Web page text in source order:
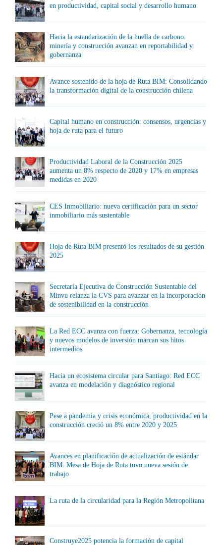
en productividad, capital social y desarrollo humano
Hacia la estandarización de la huella de carbono:
minería y construcción avanzan en reportabilidad y
gobernanza
Avance sostenido de la hoja de Ruta BIM: Consolidando
la transformación digital de la construcción chilena
Capital humano en construcción: consensos, urgencias y
hoja de ruta para el futuro
Productividad Laboral de la Construcción 2025
aumenta un 8% respecto de 2020 y 17% en empresas
medidas en 2020
CES Inmobiliario: nueva certificación para un sector
inmobiliario más sustentable
Hoja de Ruta BIM presentó los resultados de su gestión
2025
Secretaría Ejecutiva de Construcción Sustentable del
Minvu relanza la CVS para avanzar en la incorporación
de sostenibilidad en la construcción
La Red ECC avanza con fuerza: Gobernanza, tecnología
y nuevos modelos de inversión marcan sus hitos
intermedios
Hacia un ecosistema circular para Santiago: Red ECC
avanza en modelación y diagnóstico regional
Pese a pandemia y crisis económica, productividad en la
construcción creció un 8% entre 2020 y 2025
Avances en planificación de actualización de estándar
BIM: Mesa de Hoja de Ruta tuvo nueva sesión de
trabajo
La ruta de la circularidad para la Región Metropolitana
Construye2025 potencia la formación de capital